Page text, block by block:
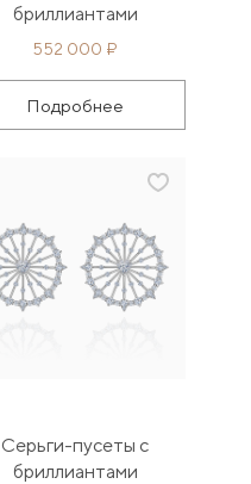
552 000 ₽
бриллиантами
Подробнее
Серьги-пусеты с
бриллиантами